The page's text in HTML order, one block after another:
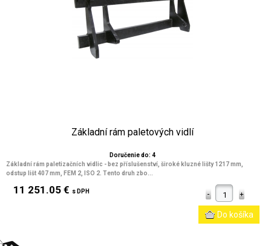
Základní rám paletových vidlí
Doručenie do: 4
Základní rám paletizačních vidlic - bez příslušenství, široké kluzné lišty 1217 mm,
odstup lišt 407 mm, FEM 2, ISO 2. Tento druh zbo...
11 251.05 € s DPH